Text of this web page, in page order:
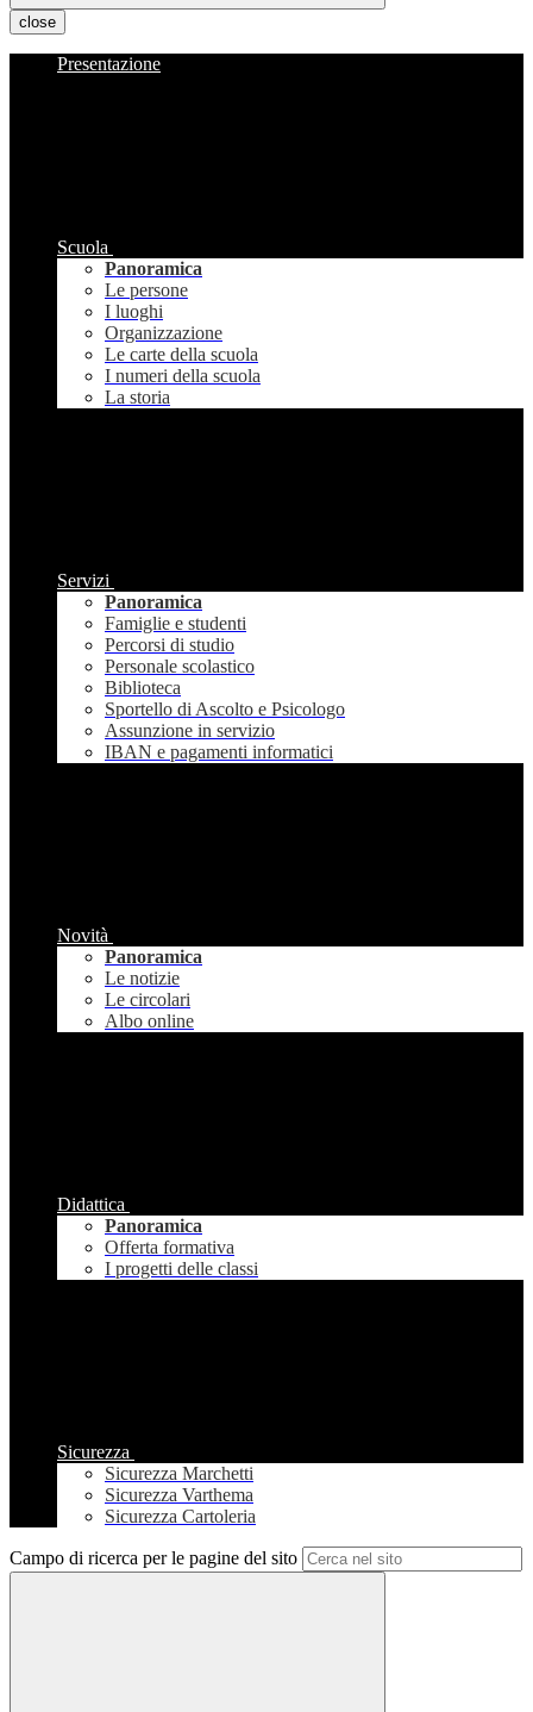
close
Presentazione
Scuola
Panoramica
Le persone
I luoghi
Organizzazione
Le carte della scuola
I numeri della scuola
La storia
Servizi
Panoramica
Famiglie e studenti
Percorsi di studio
Personale scolastico
Biblioteca
Sportello di Ascolto e Psicologo
Assunzione in servizio
IBAN e pagamenti informatici
Novità
Panoramica
Le notizie
Le circolari
Albo online
Didattica
Panoramica
Offerta formativa
I progetti delle classi
Sicurezza
Sicurezza Marchetti
Sicurezza Varthema
Sicurezza Cartoleria
Campo di ricerca per le pagine del sito